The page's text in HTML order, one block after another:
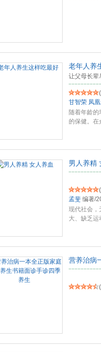
老年人养
让父母长辈
(
甘智荣 凤
随着年龄
的保健。
男人养精
(
孟斐 编著/
现代社会，
大、缺乏
营养治病
(